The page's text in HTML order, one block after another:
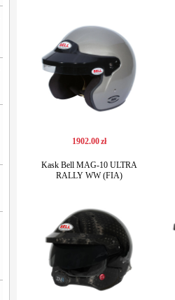
1902.00zł
Kask Bell MAG-10 ULTRA
RALLY WW (FIA)